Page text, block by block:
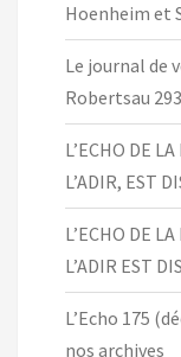
Hoenheim et
Le journal de
Robertsau
L’ECHO DE
L’ADIR, EST
L’ECHO DE
L’ADIR EST
L’Echo 175
nos archives